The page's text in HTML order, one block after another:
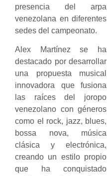
presencia del arpa
venezolana en diferentes
sedes del campeonato.
Alex Martínez se ha
destacado por desarrollar
una propuesta musical
innovadora que fusiona
las raíces del joropo
venezolano con géneros
como el rock, jazz, blues,
bossa nova, música
clásica y electrónica,
creando un estilo propio
que ha conquistado